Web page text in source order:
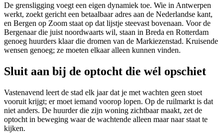
De grensligging voegt een eigen dynamiek toe. Wie in Antwerpen
werkt, zoekt gericht een betaalbaar adres aan de Nederlandse kant,
en Bergen op Zoom staat op dat lijstje steevast bovenaan. Voor de
Bergenaar die juist noordwaarts wil, staan in Breda en Rotterdam
genoeg huurders klaar die dromen van de Markiezenstad. Kruisende
wensen genoeg; ze moeten elkaar alleen kunnen vinden.
Sluit aan bij de optocht die wél opschiet
Vastenavend leert de stad elk jaar dat je met wachten geen stoet
vooruit krijgt; er moet iemand voorop lopen. Op de ruilmarkt is dat
niet anders. De huurder die zijn woning zichtbaar maakt, zet de
optocht in beweging waar de wachtende alleen maar naar staat te
kijken.